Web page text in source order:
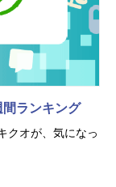
ランキング
クオが、気になっ